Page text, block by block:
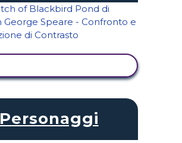
Personaggi